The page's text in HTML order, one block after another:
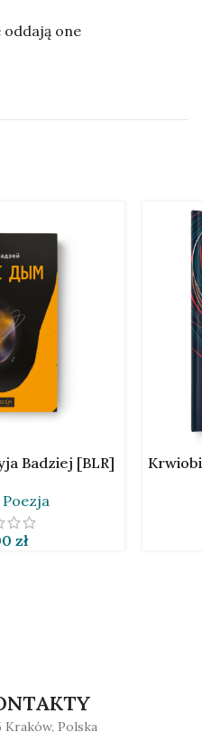
one
Badziej [BLR]
Poezja
zł
DODAJ
Kraków, Polska